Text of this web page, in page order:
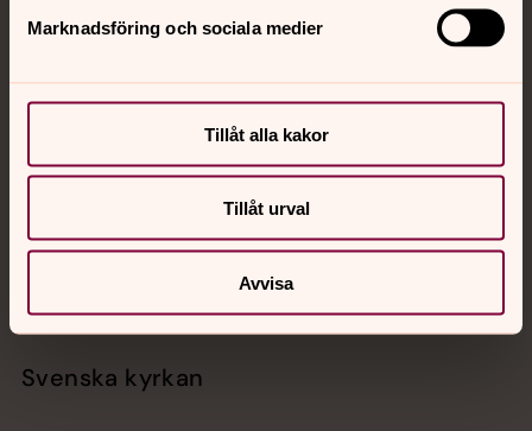
Marknadsföring och sociala medier
Tillåt alla kakor
Tillåt urval
Avvisa
Akut samtals- och krisstöd. Prata eller chatta anonymt
med en präst på kvällar och nätter.
Digitalt brev
Telefon 112
Svenska kyrkan